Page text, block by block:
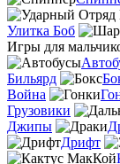
Улитка Боб
Игры для
Бильярд
Война
Грузовики
Джипы
Дрифт